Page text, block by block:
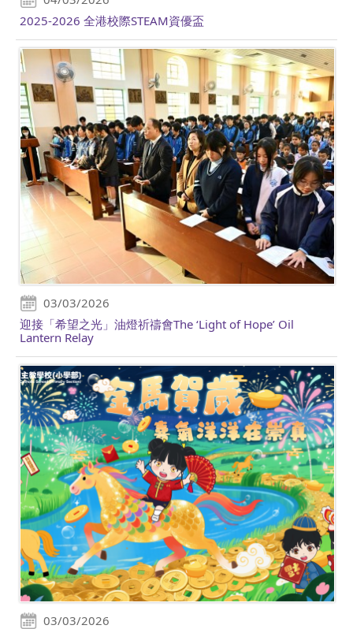
2025-2026 全港校際STEAM資優盃
03/03/2026
迎接「希望之光」油燈祈禱會The ‘Light of Hope’ Oil
Lantern Relay
03/03/2026